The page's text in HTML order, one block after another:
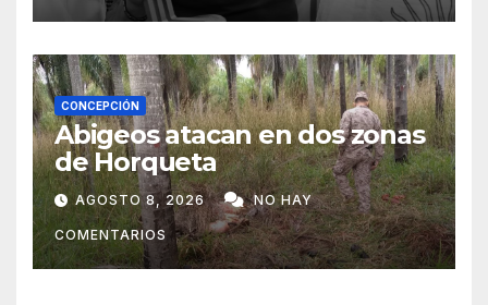
CONCEPCIÓN
Abigeos atacan en dos zonas
de Horqueta
AGOSTO 8, 2026 NO HAY
COMENTARIOS